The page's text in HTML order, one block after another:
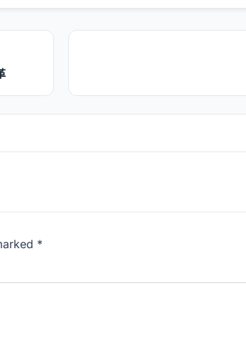
*